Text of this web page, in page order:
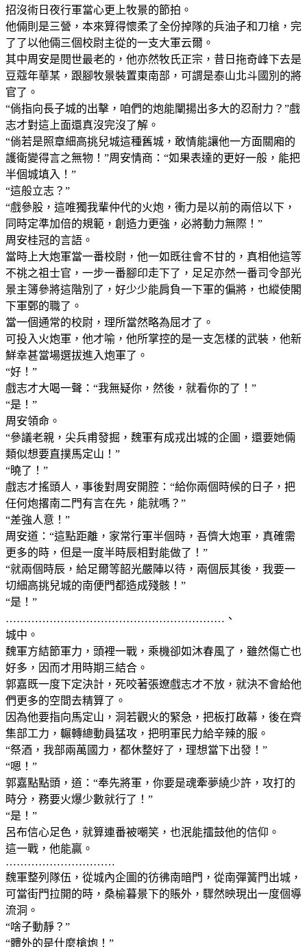
招沒術日夜行軍當心更上牧景的節拍。
他倆則是三營，本來算得懷柔了全份掉隊的兵油子和刀槍，完
了了以他倆三個校尉主從的一支大軍云爾。
其中周安是閱世最老的，他亦然牧氏正宗，昔日拖奇峰下去是
豆蔻年華某，跟腳牧景裝置東南部，可謂是泰山北斗國別的將
官了。
“倘指向長子城的出擊，咱們的炮能闡揚出多大的忍耐力？”戲
志才對這上面還真沒完沒了解。
“倘若是照章細高挑兒城這種舊城，敢情能讓他一方面關廂的
護衛變得言之無物！”周安情商：“如果表達的更好一般，能把
半個城填入！”
“這般立志？”
“戲參股，這唯獨我輩仲代的火炮，衝力是以前的兩倍以下，
同時定準加倍的規範，創造力更強，必將動力無際！”
周安桂冠的言語。
當時上大炮軍當一番校尉，他一如既往會不甘的，真相他這等
不祧之祖士官，一步一番腳印走下了，足足亦然一番司令部光
景主簿參將這階別了，好少少能肩負一下軍的偏將，也縱使閣
下軍鄄的職了。
當一個通常的校尉，理所當然略為屈才了。
可投入火炮軍，他才喻，他所掌控的是一支怎樣的武裝，他新
鮮幸甚當場選拔進入炮軍了。
“好！”
戲志才大喝一聲：“我無疑你，然後，就看你的了！”
“是！”
周安領命。
“參議老親，尖兵甫發掘，魏軍有成戎出城的企圖，還要她倆
類似想要直撲馬定山！”
“曉了！”
戲志才搖頭人，事後對周安開腔：“給你兩個時候的日子，把
任何炮撂南二門有言在先，能就嗎？”
“差強人意！”
周安道：“這點距離，家常行軍半個時，吾儕大炮軍，真確需
更多的時，但是一度半時辰相對能做了！”
“就兩個時辰，給足爾等韶光嚴陣以待，兩個辰其後，我要一
切細高挑兒城的南便門都造成殘骸！”
“是！”
……………………………………………………、
城中。
魏軍方結節軍力，頭裡一戰，乘機卻如沐春風了，雖然傷亡也
好多，因而才用時期三結合。
郭嘉既一度下定決計，死咬著張遼戲志才不放，就決不會給他
們更多的空間去精算了。
因為他要指向馬定山，洞若觀火的緊急，把板打啟幕，後在齊
集部工力，輾轉總動員猛攻，把明軍民力給辛辣的服。
“祭酒，我部兩萬國力，都休整好了，理想當下出發！”
“嗯！”
郭嘉點點頭，道：“奉先將軍，你要是魂牽夢繞少許，攻打的
時分，務要火爆少數就行了！”
“是！”
呂布信心足色，就算連番被嘲笑，也泯能擂鼓他的信仰。
這一戰，他能贏。
…………………………
魏軍整列隊伍，從城內企圖的彷彿南暗門，從南彈簧門出城，
可當街門拉開的時，桑榆暮景下的賬外，驟然映現出一度個導
流洞。
“啥子動靜？”
“體外的是什麼槍炮！”